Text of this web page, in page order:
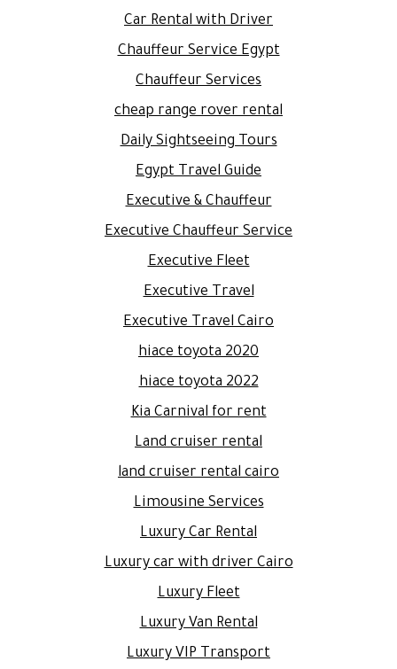
Car Rental with Driver
Chauffeur Service Egypt
Chauffeur Services
cheap range rover rental
Daily Sightseeing Tours
Egypt Travel Guide
Executive & Chauffeur
Executive Chauffeur Service
Executive Fleet
Executive Travel
Executive Travel Cairo
hiace toyota 2020
hiace toyota 2022
Kia Carnival for rent
Land cruiser rental
land cruiser rental cairo
Limousine Services
Luxury Car Rental
Luxury car with driver Cairo
Luxury Fleet
Luxury Van Rental
Luxury VIP Transport